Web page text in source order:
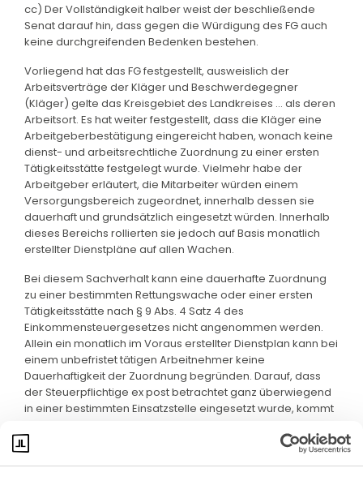
cc) Der Vollständigkeit halber weist der beschließende
Senat darauf hin, dass gegen die Würdigung des FG auch
keine durchgreifenden Bedenken bestehen.
Vorliegend hat das FG festgestellt, ausweislich der
Arbeitsverträge der Kläger und Beschwerdegegner
(Kläger) gelte das Kreisgebiet des Landkreises ... als deren
Arbeitsort. Es hat weiter festgestellt, dass die Kläger eine
Arbeitgeberbestätigung eingereicht haben, wonach keine
dienst- und arbeitsrechtliche Zuordnung zu einer ersten
Tätigkeitsstätte festgelegt wurde. Vielmehr habe der
Arbeitgeber erläutert, die Mitarbeiter würden einem
Versorgungsbereich zugeordnet, innerhalb dessen sie
dauerhaft und grundsätzlich eingesetzt würden. Innerhalb
dieses Bereichs rollierten sie jedoch auf Basis monatlich
erstellter Dienstpläne auf allen Wachen.
Bei diesem Sachverhalt kann eine dauerhafte Zuordnung
zu einer bestimmten Rettungswache oder einer ersten
Tätigkeitsstätte nach § 9 Abs. 4 Satz 4 des
Einkommensteuergesetzes nicht angenommen werden.
Allein ein monatlich im Voraus erstellter Dienstplan kann bei
einem unbefristet tätigen Arbeitnehmer keine
Dauerhaftigkeit der Zuordnung begründen. Darauf, dass
der Steuerpflichtige ex post betrachtet ganz überwiegend
in einer bestimmten Einsatzstelle eingesetzt wurde, kommt